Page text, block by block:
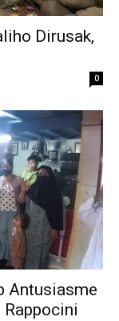
Dirusak,
0
Antusiasme